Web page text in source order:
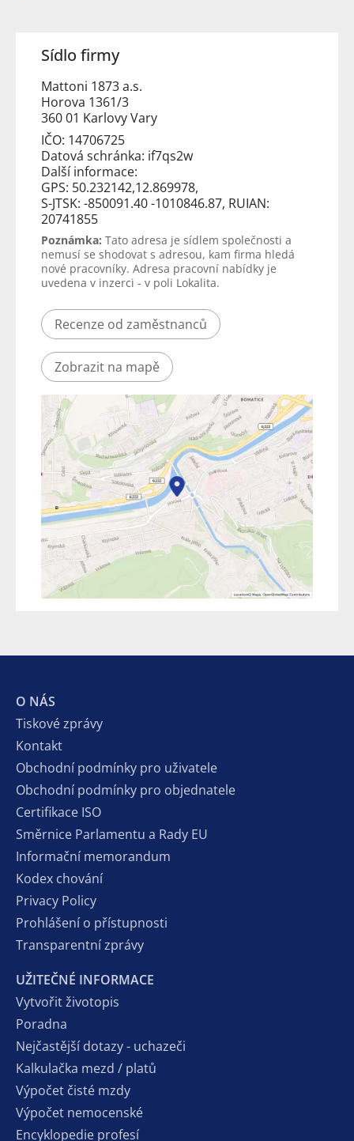
Sídlo firmy
Mattoni 1873 a.s.
Horova 1361/3
360 01 Karlovy Vary
IČO: 14706725
Datová schránka: if7qs2w
Další informace:
GPS: 50.232142,12.869978,
S-JTSK: -850091.40 -1010846.87, RUIAN:
20741855
Poznámka: Tato adresa je sídlem společnosti a
nemusí se shodovat s adresou, kam firma hledá
nové pracovníky. Adresa pracovní nabídky je
uvedena v inzerci - v poli Lokalita.
Recenze od zaměstnanců
Zobrazit na mapě
O NÁS
Tiskové zprávy
Kontakt
Obchodní podmínky pro uživatele
Obchodní podmínky pro objednatele
Certifikace ISO
Směrnice Parlamentu a Rady EU
Informační memorandum
Kodex chování
Privacy Policy
Prohlášení o přístupnosti
Transparentní zprávy
UŽITEČNÉ INFORMACE
Vytvořit životopis
Poradna
Nejčastější dotazy - uchazeči
Kalkulačka mezd / platů
Výpočet čisté mzdy
Výpočet nemocenské
Encyklopedie profesí